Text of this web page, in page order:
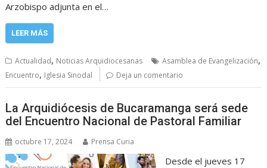
Arzobispo adjunta en el…
LEER MÁS
Actualidad, Noticias Arquidiocesanas Asamblea de Evangelización,
Encuentro, Iglesia Sinodal Deja un comentario
La Arquidiócesis de Bucaramanga será sede
del Encuentro Nacional de Pastoral Familiar
octubre 17, 2024 Prensa Curia
Desde el jueves 17